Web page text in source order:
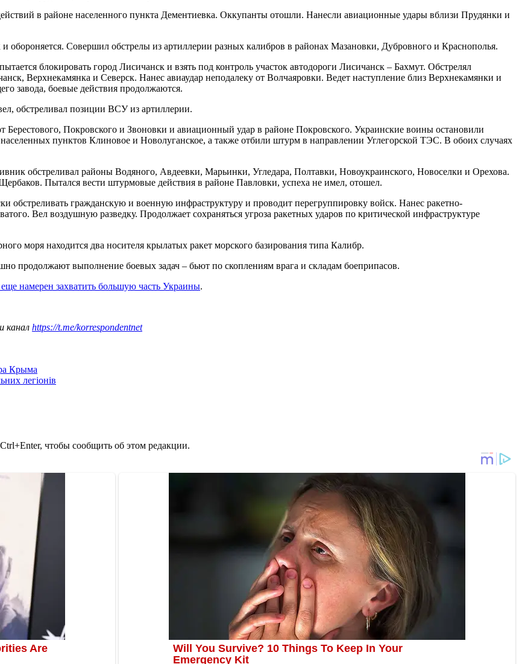
в районе населенного пункта Дементиевка. Оккупанты отошли. Нанесли авиационные удары вблизи Прудянки и
обороняется. Совершил обстрелы из артиллерии разных калибров в районах Мазановки, Дубровного и Краснополья.
блокировать город Лисичанск и взять под контроль участок автодороги Лисичанск – Бахмут. Обстрелял
Верхнекамянка и Северск. Нанес авиаудар неподалеку от Волчаяровки. Ведет наступление близ Верхнекамянки и
завода, боевые действия продолжаются.
обстреливал позиции ВСУ из артиллерии.
Покровского и Звоновки и авиационный удар в районе Покровского. Украинские воины остановили
пунктов Клиновое и Новолуганское, а также отбили штурм в направлении Углегорской ТЭС. В обоих случаях
обстреливал районы Водяного, Авдеевки, Марьинки, Угледара, Полтавки, Новоукраинского, Новоселки и Орехова.
Пытался вести штурмовые действия в районе Павловки, успеха не имел, отошел.
гражданскую и военную инфраструктуру и проводит перегруппировку войск. Нанес ракетно-
Вел воздушную разведку. Продолжает сохраняться угроза ракетных ударов по критической инфраструктуре
моря находится два носителя крылатых ракет морского базирования типа Калибр.
продолжают выполнение боевых задач – бьют по скоплениям врага и складам боеприпасов.
намерен захватить большую часть Украины.
канал https://t.me/korrespondentnet
Крыма
легіонів
чтобы сообщить об этом редакции.